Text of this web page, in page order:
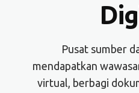
Pusat sumber
mendapatkan
virtual, berbagi